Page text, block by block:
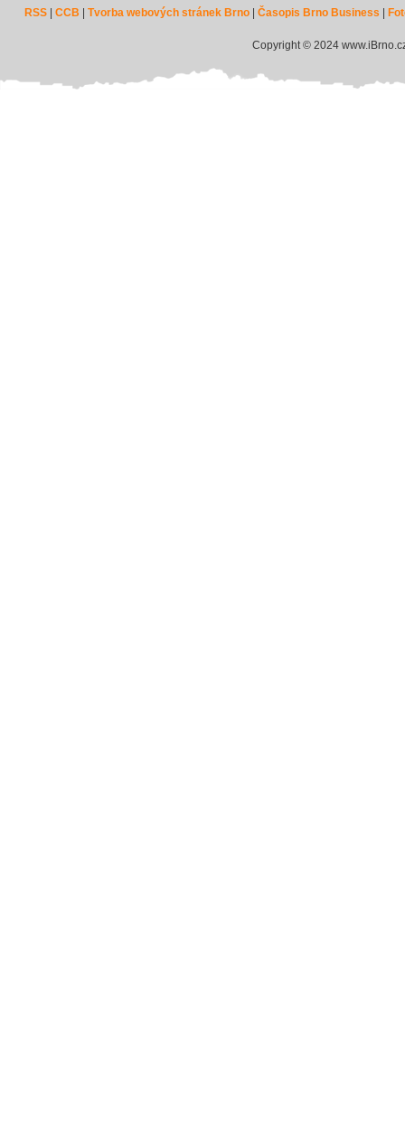
RSS |CCB |Tvorba webových stránek Brno |Časopis Brno Business
Copyright © 2024